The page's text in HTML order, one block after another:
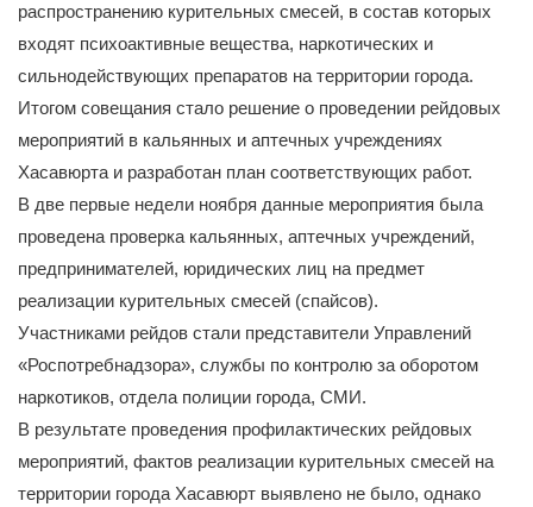
распространению курительных смесей, в состав которых
входят психоактивные вещества, наркотических и
сильнодействующих препаратов на территории города.
Итогом совещания стало решение о проведении рейдовых
мероприятий в кальянных и аптечных учреждениях
Хасавюрта и разработан план соответствующих работ.
В две первые недели ноября данные мероприятия была
проведена проверка кальянных, аптечных учреждений,
предпринимателей, юридических лиц на предмет
реализации курительных смесей (спайсов).
Участниками рейдов стали представители Управлений
«Роспотребнадзора», службы по контролю за оборотом
наркотиков, отдела полиции города, СМИ.
В результате проведения профилактических рейдовых
мероприятий, фактов реализации курительных смесей на
территории города Хасавюрт выявлено не было, однако